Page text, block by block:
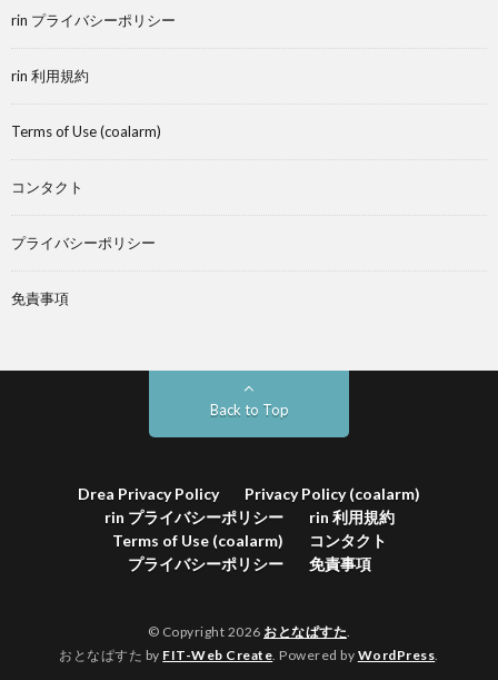
rin プライバシーポリシー
rin 利用規約
Terms of Use (coalarm)
コンタクト
プライバシーポリシー
免責事項
Back to Top
Drea Privacy Policy
Privacy Policy (coalarm)
rin プライバシーポリシー
rin 利用規約
Terms of Use (coalarm)
コンタクト
プライバシーポリシー
免責事項
© Copyright 2026 おとなぱすた
おとなぱすた by FIT-Web Create . Powered by WordPress